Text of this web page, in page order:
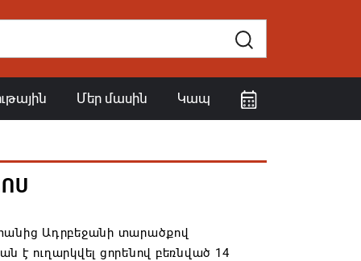
Մեր մասին Կապ
Ադրբեջանի տարածքով
է ուղարկվել ցորենով բեռնված 14